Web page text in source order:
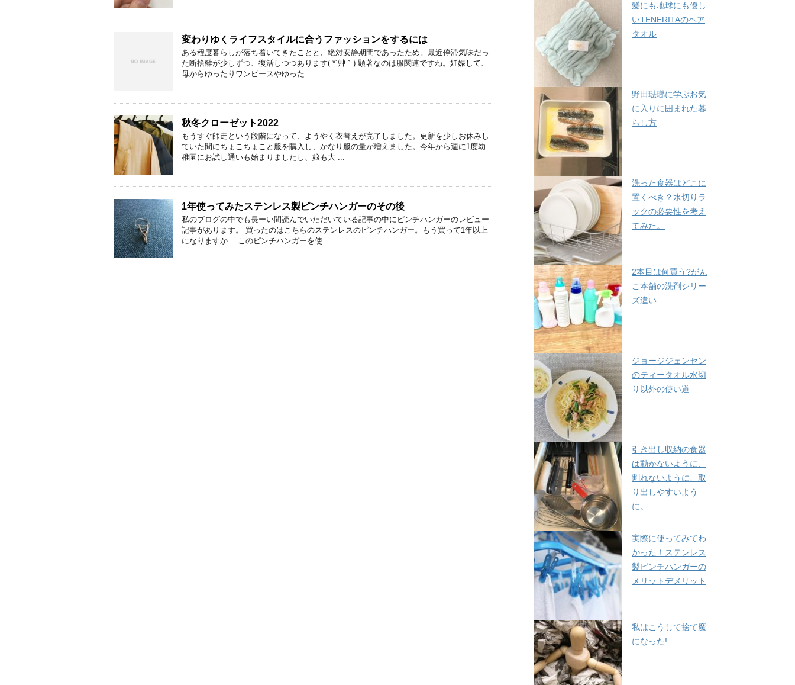
変わりゆくライフスタイルに合うファッションをするには
ある程度暮らしが落ち着いてきたことと、絶対安静期間であったため。最近停滞気味だっ
た断捨離が少しずつ、復活しつつあります( *´艸｀) 顕著なのは服関連ですね。妊娠して、
母からゆったりワンピースやゆった ...
秋冬クローゼット2022
もうすぐ師走という段階になって、ようやく衣替えが完了しました。更新を少しお休みし
ていた間にちょこちょこと服を購入し、かなり服の量が増えました。今年から週に1度幼
稚園にお試し通いも始まりましたし、娘も大 ...
1年使ってみたステンレス製ピンチハンガーのその後
私のブログの中でも長ーい間読んでいただいている記事の中にピンチハンガーのレビュー
記事があります。 買ったのはこちらのステンレスのピンチハンガー。もう買って1年以上
になりますか… このピンチハンガーを使 ...
髪にも地球にも優し
いTENERITAのヘア
タオル
野田琺瑯に学ぶお気
に入りに囲まれた暮
らし方
洗った食器はどこに
置くべき？水切りラ
ックの必要性を考え
てみた。
2本目は何買う?がん
こ本舗の洗剤シリー
ズ違い
ジョージジェンセン
のティータオル水切
り以外の使い道
引き出し収納の食器
は動かないように、
割れないように、取
り出しやすいよう
に。
実際に使ってみてわ
かった！ステンレス
製ピンチハンガーの
メリットデメリット
私はこうして捨て魔
になった!